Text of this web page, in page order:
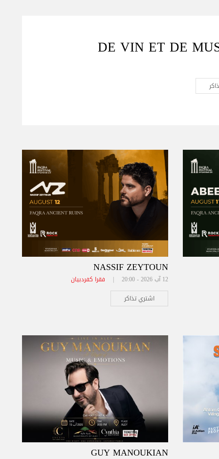
DE VIN ET DE
NASSIF ZEYTOUN
12 آب 2026 - 20:00 |
فقرا كفردبيان
اشتري تذاكر
GUY MANOUKIAN